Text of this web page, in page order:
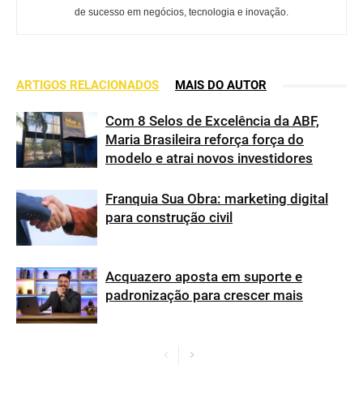
de sucesso em negócios, tecnologia e inovação.
ARTIGOS RELACIONADOS MAIS DO AUTOR
Com 8 Selos de Excelência da ABF,
Maria Brasileira reforça força do
modelo e atrai novos investidores
Franquia Sua Obra: marketing digital
para construção civil
Acquazero aposta em suporte e
padronização para crescer mais